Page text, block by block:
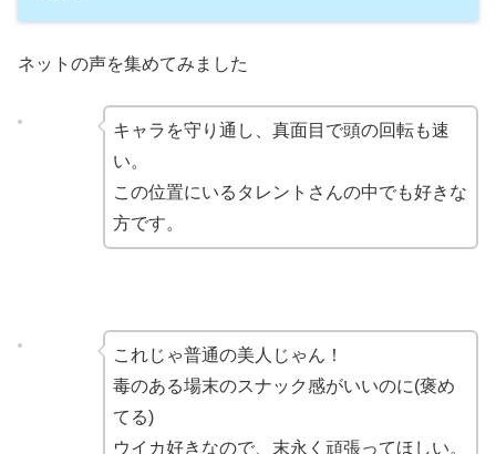
ネットの声を集めてみました
キャラを守り通し、真面目で頭の回転も速
い。
この位置にいるタレントさんの中でも好きな
方です。
これじゃ普通の美人じゃん！
毒のある場末のスナック感がいいのに(褒め
てる)
ウイカ好きなので、末永く頑張ってほしい。